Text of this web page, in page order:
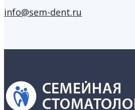
info@sem-dent.ru